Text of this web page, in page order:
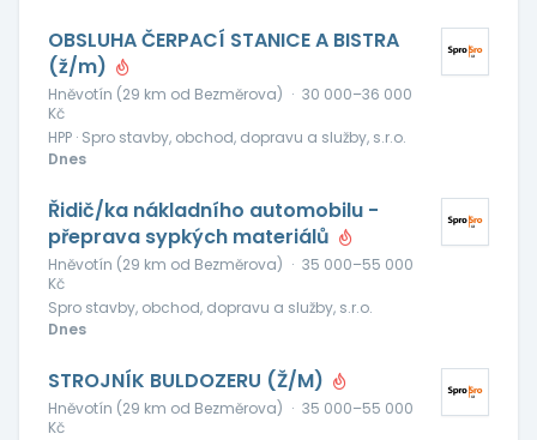
OBSLUHA ČERPACÍ STANICE A BISTRA
(ž/m)
Hněvotín (29 km od Bezměrova) · 30 000–36 000
Kč
HPP · Spro stavby, obchod, dopravu a služby, s.r.o.
Dnes
Řidič/ka nákladního automobilu -
přeprava sypkých materiálů
Hněvotín (29 km od Bezměrova) · 35 000–55 000
Kč
Spro stavby, obchod, dopravu a služby, s.r.o.
Dnes
STROJNÍK BULDOZERU (Ž/M)
Hněvotín (29 km od Bezměrova) · 35 000–55 000
Kč